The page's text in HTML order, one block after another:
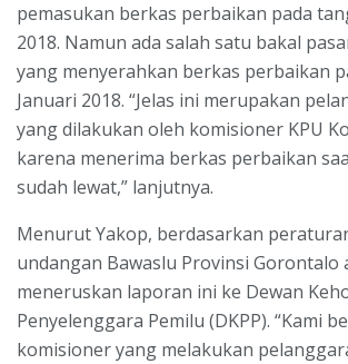
pemasukan berkas perbaikan pada
2018. Namun ada salah satu bakal
yang menyerahkan berkas perbaikan
Januari 2018. “Jelas ini merupakan
yang dilakukan oleh komisioner KPU
karena menerima berkas perbaikan
sudah lewat,” lanjutnya.
Menurut Yakop, berdasarkan
undangan Bawaslu Provinsi Gorontalo
meneruskan laporan ini ke Dewan
Penyelenggara Pemilu (DKPP). “Kami
komisioner yang melakukan